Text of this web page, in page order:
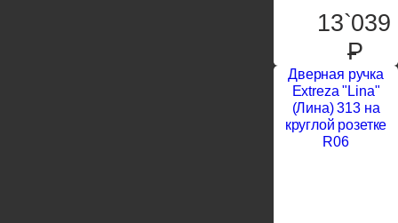
13`039
P
Дверная ручка
Extreza "Lina"
(Лина) 313 на
круглой розетке
R06